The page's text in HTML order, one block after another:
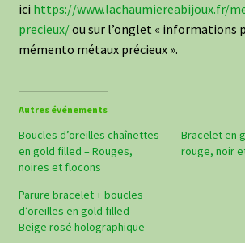
ici https://www.lachaumiereabijoux.fr/
precieux/ou sur l’onglet « informations
mémento métaux précieux ».
Autres événements
Boucles d’oreilles chaînettes
en gold filled – Rouges,
noires et flocons
Bracelet en
rouge, noir
Parure bracelet + boucles
d’oreilles en gold filled –
Beige rosé holographique